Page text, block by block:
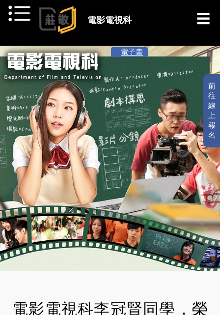
跳到主要內容
電影電視科
前
往
線
上
報
名
電子書
電影電視科李冠賢同學，榮